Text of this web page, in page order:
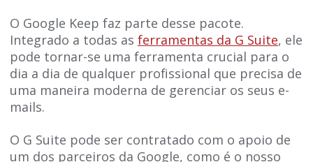
O Google Keep faz parte desse pacote.
Integrado a todas as ferramentas da G Suite, ele
pode tornar-se uma ferramenta crucial para o
dia a dia de qualquer profissional que precisa de
uma maneira moderna de gerenciar os seus e-
mails.
O G Suite pode ser contratado com o apoio de
um dos parceiros da Google, como é o nosso